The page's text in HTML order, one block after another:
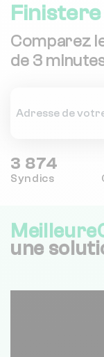
Finistere
Comparez
de 3
3 874
Syndics
une